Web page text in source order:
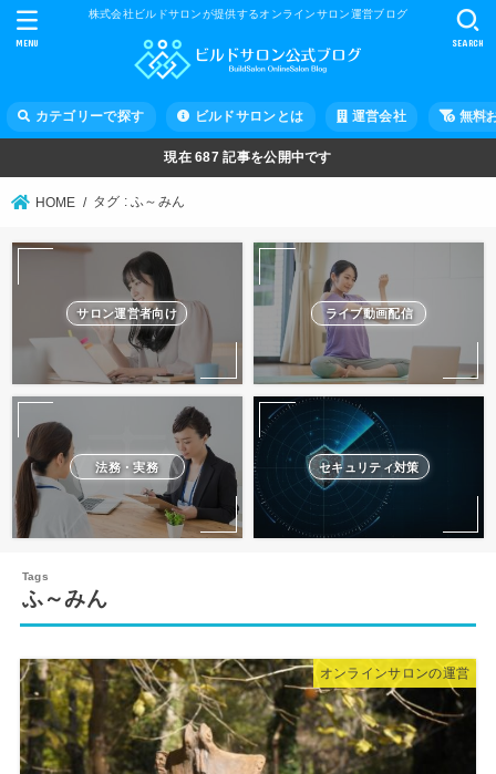
株式会社ビルドサロンが提供するオンラインサロン運営ブログ
カテゴリーで探す ビルドサロンとは 運営会社 無料
SEARCH
MENU
現在687 記事を公開中です
HOME タグ : ふ～みん
サロン運営者向け ライブ動画配信
法務・実務 セキュリティ対策
ふ～みん
オンラインサロンの運営